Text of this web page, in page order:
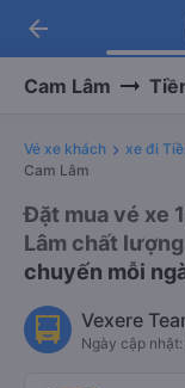
-
arrow_back
Cam Lâm
Vé xe khách xe đi
Cam Lâm
Đặt mua vé xe
Lâm chất
chuyến mỗi
Vexere
Ngày cập